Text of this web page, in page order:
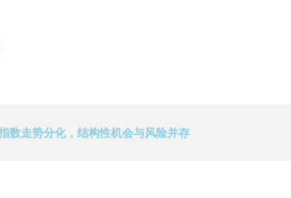
数走势分化，结构性机会与风险并存